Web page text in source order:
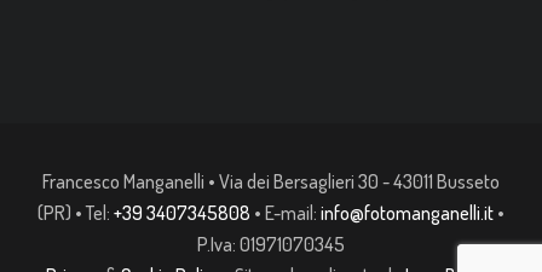
Francesco Manganelli • Via dei Bersaglieri 30 - 43011 Busseto
(PR) • Tel: +39 3407345808 • E-mail: info@fotomanganelli.it •
P.Iva: 01971070345